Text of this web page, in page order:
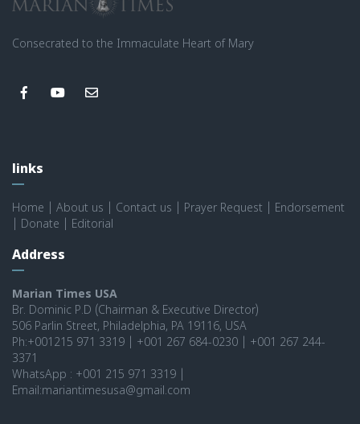
Consecrated to the Immaculate Heart of Mary
links
Home About us Contact us Prayer Request
Endorsement
Donate Editorial
Address
Marian Times USA
Br. Dominic P.D (Chairman & Executive Director)
506 Parlin Street, Philadelphia, PA 19116, USA
Ph:+001215 971 3319 | +001 267 684-0230 | +001 267 244-
3371
WhatsApp : +001 215 971 3319 |
Email:mariantimesusa@gmail.com